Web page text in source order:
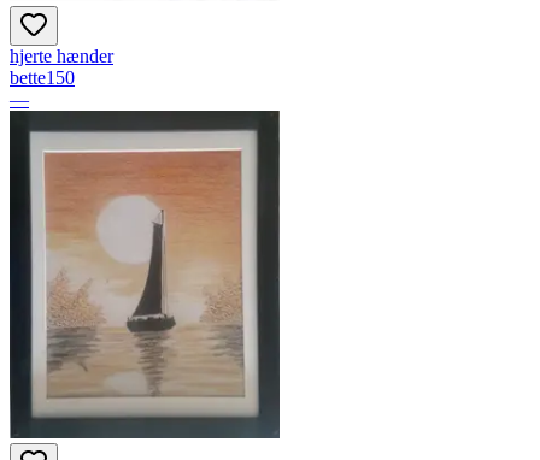
hjerte hænder
bette150
—